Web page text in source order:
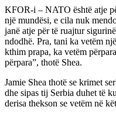
KFOR-i – NATO është atje
një mundësi, e cila nuk
janë atje për të ruajtur
ndodhë. Pra, tani ka vetëm
kthim prapa, ka vetëm
përpara”, thotë Shea.
Jamie Shea thotë se krimet
dhe sipas tij Serbia duhet të
derisa thekson se vetëm në